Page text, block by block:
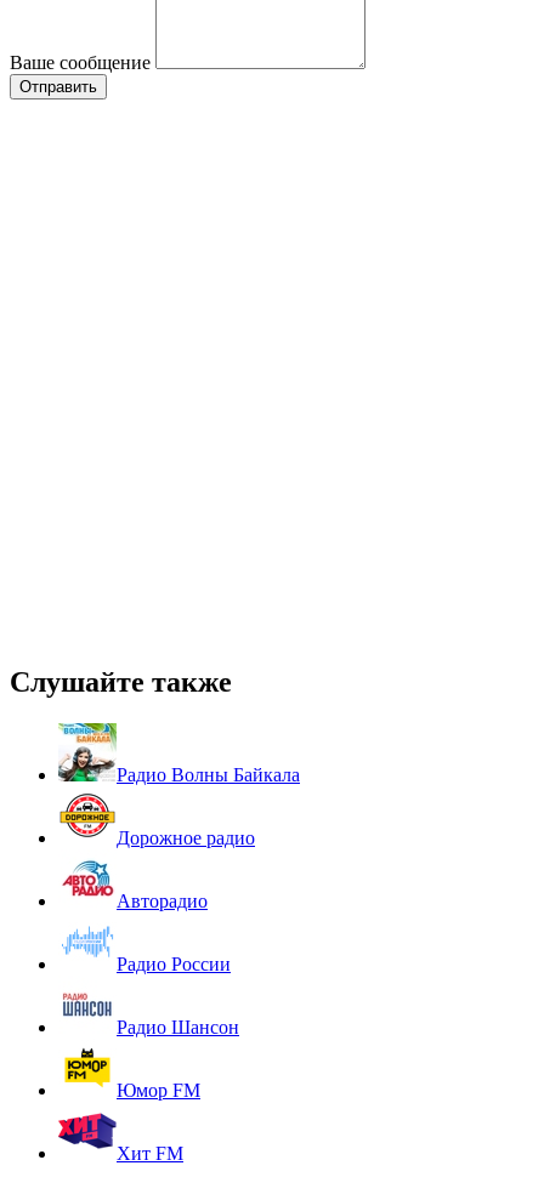
Ваше сообщение
Слушайте также
Радио Волны Байкала
Дорожное радио
Авторадио
Радио России
Радио Шансон
Юмор FM
Хит FM